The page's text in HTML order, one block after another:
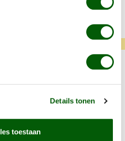
Details tonen
toestaan
Eend